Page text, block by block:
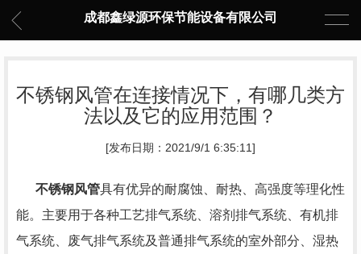
成都鑫绿源环保节能设备有限公司
不锈钢风管在连接情况下，有哪几类方
法以及它的应用范围？
[发布日期：2021/9/1 6:35:11]
不锈钢风管具有优异的耐腐蚀、耐热、高强度等理化性
能。主要用于各种工艺排气系统、溶剂排气系统、有机排
气系统、废气排气系统及普通排气系统的室外部分、湿热